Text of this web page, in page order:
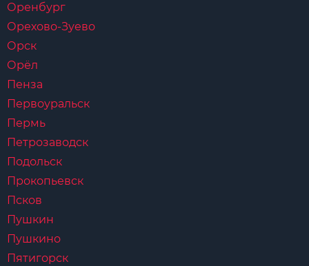
Оренбург
Орехово-Зуево
Орск
Орёл
Пенза
Первоуральск
Пермь
Петрозаводск
Подольск
Прокопьевск
Псков
Пушкин
Пушкино
Пятигорск